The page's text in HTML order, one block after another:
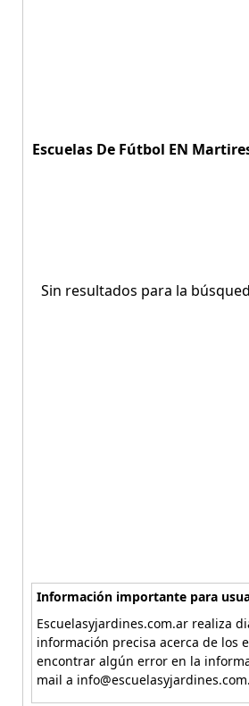
Escuelas De Fútbol EN
Sin resultados para la
Información importante para
Escuelasyjardines.com.ar realiza
información precisa acerca de los
encontrar algún error en la
mail a